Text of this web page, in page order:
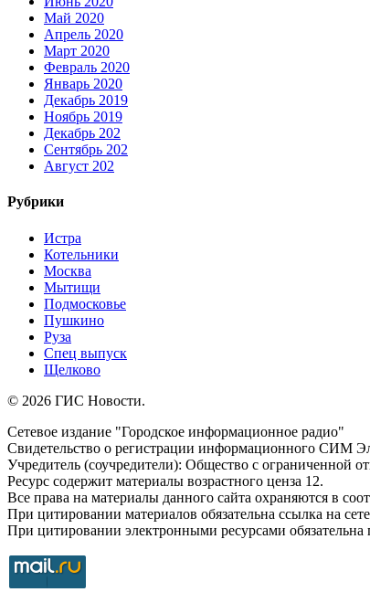
Май 2020
Апрель 2020
Март 2020
Февраль 2020
Январь 2020
Декабрь 2019
Ноябрь 2019
Декабрь 202
Сентябрь 202
Август 202
Рубрики
Истра
Котельники
Москва
Мытищи
Подмосковье
Пушкино
Руза
Спец выпуск
Щелково
© 2026 ГИС Новости.
Сетевое издание "Городское информационное радио"
Свидетельство о регистрации информационного СИМ
Учредитель (соучредители): Общество с ограниченной
Ресурс содержит материалы возрастного ценза 12.
Все права на материалы данного сайта охраняются в
При цитировании материалов обязательна ссылка на
При цитировании электронными ресурсами обязательна